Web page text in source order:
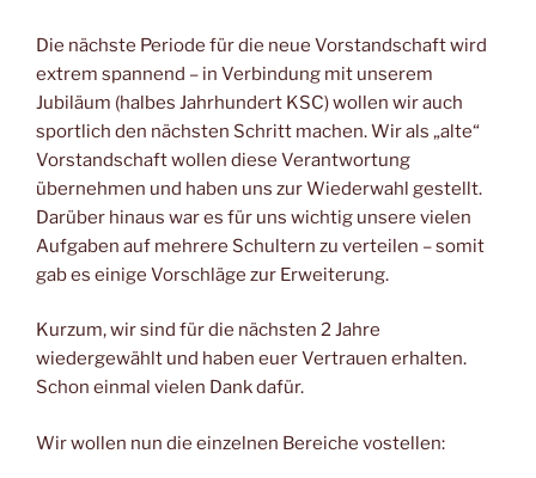
Die nächste Periode für die neue Vorstandschaft wird
extrem spannend – in Verbindung mit unserem
Jubiläum (halbes Jahrhundert KSC) wollen wir auch
sportlich den nächsten Schritt machen. Wir als „alte“
Vorstandschaft wollen diese Verantwortung
übernehmen und haben uns zur Wiederwahl gestellt.
Darüber hinaus war es für uns wichtig unsere vielen
Aufgaben auf mehrere Schultern zu verteilen – somit
gab es einige Vorschläge zur Erweiterung.
Kurzum, wir sind für die nächsten 2 Jahre
wiedergewählt und haben euer Vertrauen erhalten.
Schon einmal vielen Dank dafür.
Wir wollen nun die einzelnen Bereiche vostellen: